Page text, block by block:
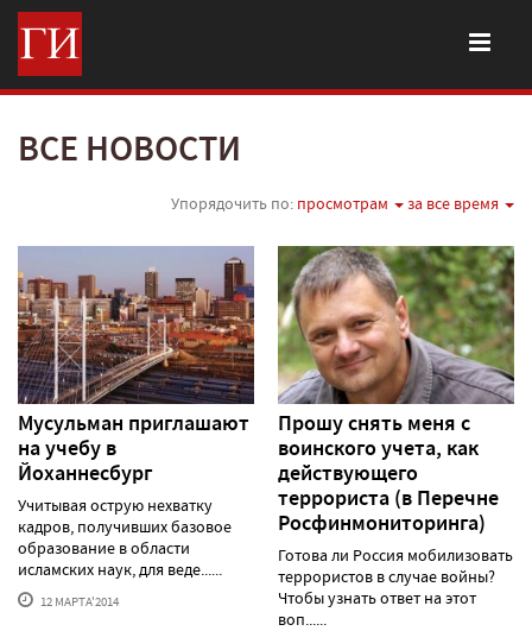
ВСЕ НОВОСТИ
Упорядочить по: просмотрам за все время
Мусульман приглашают
на учебу в
Йоханнесбург
Учитывая острую нехватку
кадров, получивших базовое
образование в области
исламских наук, для веде......
12 МАРТА'2014
Прошу снять меня с
воинского учета, как
действующего
террориста (в Перечне
Росфинмониторинга)
Готова ли Россия мобилизовать
террористов в случае войны?
Чтобы узнать ответ на этот
воп......